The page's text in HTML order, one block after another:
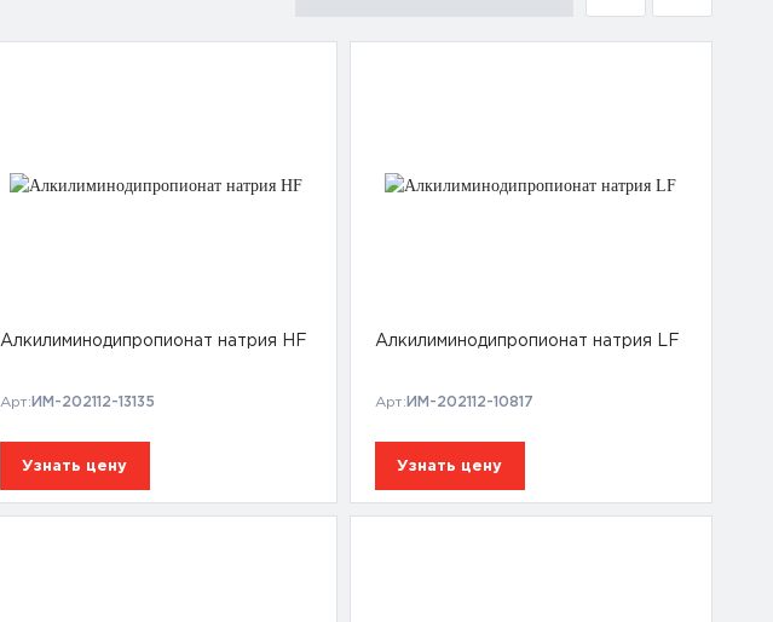
Алкилиминодипропионат натрия HF
Арт: ИМ-202112-13135
Узнать цену
Алкилиминодипропионат натрия LF
Арт: ИМ-202112-10817
Узнать цену